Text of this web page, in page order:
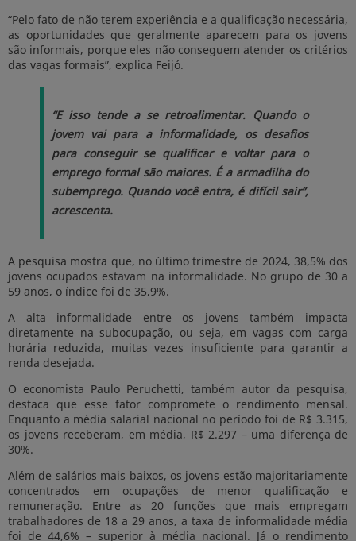
“Pelo fato de não terem experiência e a qualificação necessária,
as oportunidades que geralmente aparecem para os jovens
são informais, porque eles não conseguem atender os critérios
das vagas formais”, explica Feijó.
“E isso tende a se retroalimentar. Quando o
jovem vai para a informalidade, os desafios
para conseguir se qualificar e voltar para o
emprego formal são maiores. É a armadilha do
subemprego. Quando você entra, é difícil sair”,
acrescenta.
A pesquisa mostra que, no último trimestre de 2024, 38,5% dos
jovens ocupados estavam na informalidade. No grupo de 30 a
59 anos, o índice foi de 35,9%.
A alta informalidade entre os jovens também impacta
diretamente na subocupação, ou seja, em vagas com carga
horária reduzida, muitas vezes insuficiente para garantir a
renda desejada.
O economista Paulo Peruchetti, também autor da pesquisa,
destaca que esse fator compromete o rendimento mensal.
Enquanto a média salarial nacional no período foi de R$ 3.315,
os jovens receberam, em média, R$ 2.297 – uma diferença de
30%.
Além de salários mais baixos, os jovens estão majoritariamente
concentrados em ocupações de menor qualificação e
remuneração. Entre as 20 funções que mais empregam
trabalhadores de 18 a 29 anos, a taxa de informalidade média
foi de 44,6% – superior à média nacional. Já o rendimento